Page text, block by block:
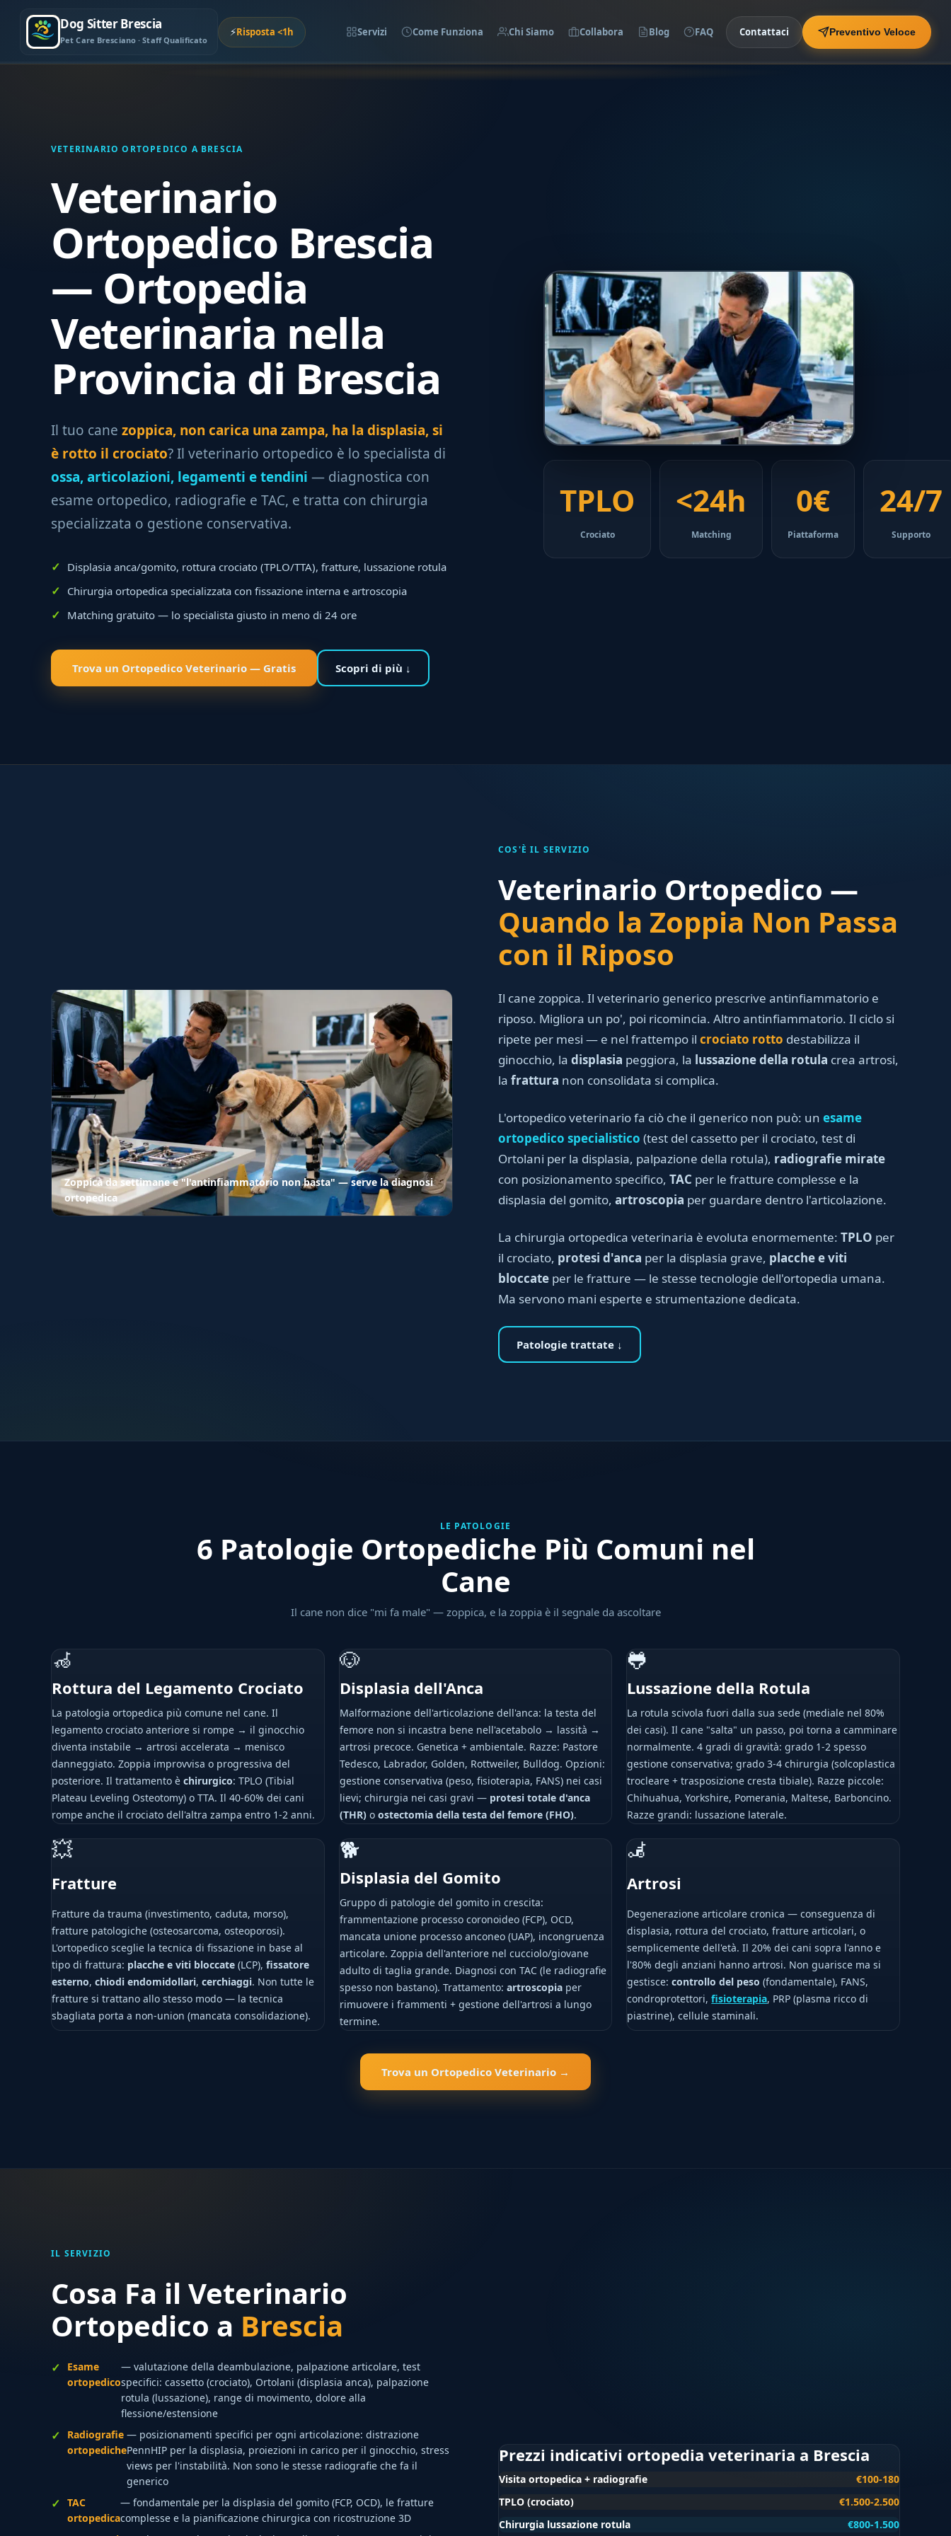
Dog Sitter Brescia
Pet Care Bresciano · Staff Qualificato
⚡Risposta <1h Servizi Come Funziona Chi Siamo Collabora Blog FAQ Contattaci Preventivo Veloce
VETERINARIO ORTOPEDICO A BRESCIA
Veterinario
Ortopedico Brescia
— Ortopedia
Veterinaria nella
Provincia di Brescia
Il tuo cane zoppica, non carica una zampa, ha la displasia, si
è rotto il crociato? Il veterinario ortopedico è lo specialista di
ossa, articolazioni, legamenti e tendini — diagnostica con
esame ortopedico, radiografie e TAC, e tratta con chirurgia
specializzata o gestione conservativa.
Displasia anca/gomito, rottura crociato (TPLO/TTA), fratture, lussazione rotula
Chirurgia ortopedica specializzata con fissazione interna e artroscopia
Matching gratuito — lo specialista giusto in meno di 24 ore
Trova un Ortopedico Veterinario — Gratis Scopri di più ↓
TPLO
Crociato
<24h
Matching
0€
Piattaforma
24/7
Supporto
Zoppica da settimane e "l'antinfiammatorio non basta" — serve la diagnosi
ortopedica
COS'È IL SERVIZIO
Veterinario Ortopedico —
Quando la Zoppia Non Passa
con il Riposo
Il cane zoppica. Il veterinario generico prescrive antinfiammatorio e
riposo. Migliora un po', poi ricomincia. Altro antinfiammatorio. Il ciclo si
ripete per mesi — e nel frattempo il crociato rotto destabilizza il
ginocchio, la displasia peggiora, la lussazione della rotula crea artrosi,
la frattura non consolidata si complica.
L'ortopedico veterinario fa ciò che il generico non può: un esame
ortopedico specialistico (test del cassetto per il crociato, test di
Ortolani per la displasia, palpazione della rotula), radiografie mirate
con posizionamento specifico, TAC per le fratture complesse e la
displasia del gomito, artroscopia per guardare dentro l'articolazione.
La chirurgia ortopedica veterinaria è evoluta enormemente: TPLO per
il crociato, protesi d'anca per la displasia grave, placche e viti
bloccate per le fratture — le stesse tecnologie dell'ortopedia umana.
Ma servono mani esperte e strumentazione dedicata.
Patologie trattate ↓
LE PATOLOGIE
6 Patologie Ortopediche Più Comuni nel
Cane
Il cane non dice "mi fa male" — zoppica, e la zoppia è il segnale da ascoltare
🦽
Rottura del Legamento Crociato
La patologia ortopedica più comune nel cane. Il
legamento crociato anteriore si rompe → il ginocchio
diventa instabile → artrosi accelerata → menisco
danneggiato. Zoppia improvvisa o progressiva del
posteriore. Il trattamento è chirurgico: TPLO (Tibial
Plateau Leveling Osteotomy) o TTA. Il 40-60% dei cani
rompe anche il crociato dell'altra zampa entro 1-2 anni.
🐶
Displasia dell'Anca
Malformazione dell'articolazione dell'anca: la testa del
femore non si incastra bene nell'acetabolo → lassità →
artrosi precoce. Genetica + ambientale. Razze: Pastore
Tedesco, Labrador, Golden, Rottweiler, Bulldog. Opzioni:
gestione conservativa (peso, fisioterapia, FANS) nei casi
lievi; chirurgia nei casi gravi — protesi totale d'anca
(THR)o ostectomia della testa del femore (FHO).
🐸
Lussazione della Rotula
La rotula scivola fuori dalla sua sede (mediale nel 80%
dei casi). Il cane "salta" un passo, poi torna a camminare
normalmente. 4 gradi di gravità: grado 1-2 spesso
gestione conservativa; grado 3-4 chirurgia (solcoplastica
trocleare + trasposizione cresta tibiale). Razze piccole:
Chihuahua, Yorkshire, Pomerania, Maltese, Barboncino.
Razze grandi: lussazione laterale.
💥
Fratture
Fratture da trauma (investimento, caduta, morso),
fratture patologiche (osteosarcoma, osteoporosi).
L'ortopedico sceglie la tecnica di fissazione in base al
tipo di frattura: placche e viti bloccate (LCP), fissatore
esterno, chiodi endomidollari, cerchiaggi. Non tutte le
fratture si trattano allo stesso modo — la tecnica
sbagliata porta a non-union (mancata consolidazione).
🐕
Displasia del Gomito
Gruppo di patologie del gomito in crescita:
frammentazione processo coronoideo (FCP), OCD,
mancata unione processo anconeo (UAP), incongruenza
articolare. Zoppia dell'anteriore nel cucciolo/giovane
adulto di taglia grande. Diagnosi con TAC (le radiografie
spesso non bastano). Trattamento: artroscopiaper
rimuovere i frammenti + gestione dell'artrosi a lungo
termine.
🦼
Artrosi
Degenerazione articolare cronica — conseguenza di
displasia, rottura del crociato, fratture articolari, o
semplicemente dell'età. Il 20% dei cani sopra l'anno e
l'80% degli anziani hanno artrosi. Non guarisce ma si
gestisce:controllo del peso (fondamentale), FANS,
condroprotettori,fisioterapia, PRP (plasma ricco di
piastrine), cellule staminali.
Trova un Ortopedico Veterinario →
IL SERVIZIO
Cosa Fa il Veterinario
Ortopedico a Brescia
Esame
ortopedico
— valutazione della deambulazione, palpazione articolare, test
specifici: cassetto (crociato), Ortolani (displasia anca), palpazione
rotula (lussazione), range di movimento, dolore alla
flessione/estensione
Radiografie
ortopediche
— posizionamenti specifici per ogni articolazione: distrazione
PennHIP per la displasia, proiezioni in carico per il ginocchio, stress
views per l'instabilità. Non sono le stesse radiografie che fa il
generico
TAC
ortopedica
— fondamentale per la displasia del gomito (FCP, OCD), le fratture
complesse e la pianificazione chirurgica con ricostruzione 3D
Prezzi indicativi ortopedia veterinaria a Brescia
Visita ortopedica + radiografie
€100-180
TPLO (crociato)
€1.500-2.500
Chirurgia lussazione rotula
€800-1.500